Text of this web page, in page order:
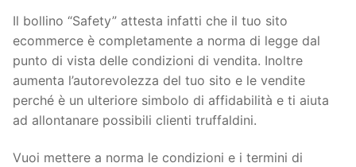
Il bollino “Safety” attesta infatti che il tuo sito
ecommerce è completamente a norma di legge dal
punto di vista delle condizioni di vendita. Inoltre
aumenta l’autorevolezza del tuo sito e le vendite
perché è un ulteriore simbolo di affidabilità e ti aiuta
ad allontanare possibili clienti truffaldini.
Vuoi mettere a norma le condizioni e i termini di